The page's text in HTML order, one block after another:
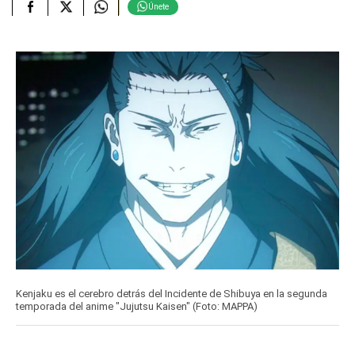
Únete
Kenjaku es el cerebro detrás del Incidente de Shibuya en la segunda
temporada del anime "Jujutsu Kaisen" (Foto: MAPPA)